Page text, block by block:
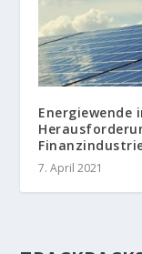
Energiewende
7. April 2021